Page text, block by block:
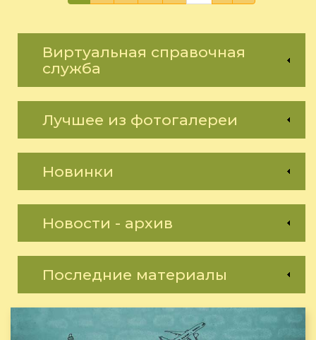
Виртуальная справочная
служба
Лучшее из фотогалереи
Новинки
Новости - архив
Последние материалы